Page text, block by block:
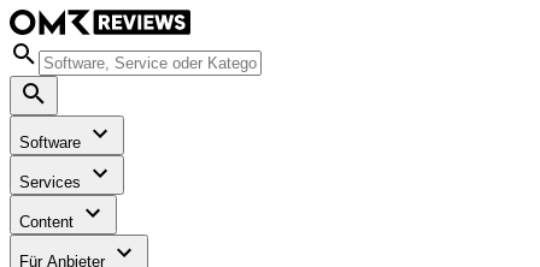
Software
Services
Content
Für Anbieter